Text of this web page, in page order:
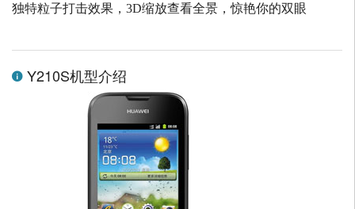
独特粒子打击效果， 3D缩放查看全景，惊艳你的双眼
Y210S机型介绍